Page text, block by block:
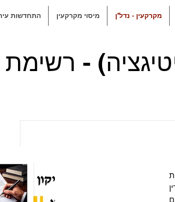
התחדשות מיסוי מקרקעין מקרקעין - נדל"ן
-